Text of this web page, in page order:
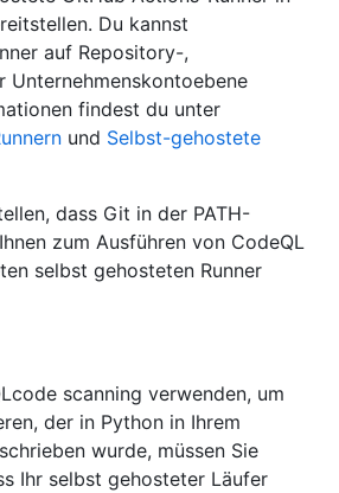
Du kannst
auf Repository-,
Unternehmenskontoebene
findest du unter
und Selbst-gehostete
dass Git in der PATH-
zum Ausführen von CodeQL
selbst gehosteten Runner
scanning verwenden, um
der in Python in Ihrem
wurde, müssen Sie
Ihr selbst gehosteter Läufer